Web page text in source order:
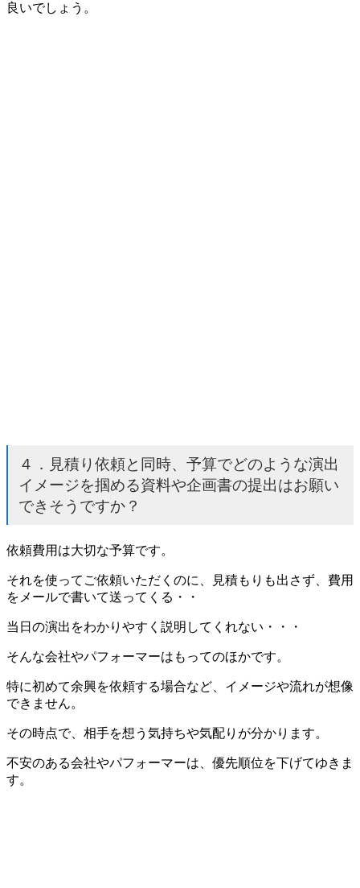
良いでしょう。
４．見積り依頼と同時、予算でどのような演出
イメージを掴める資料や企画書の提出はお願い
できそうですか？
依頼費用は大切な予算です。
それを使ってご依頼いただくのに、見積もりも出さず、費用
をメールで書いて送ってくる・・
当日の演出をわかりやすく説明してくれない・・・
そんな会社やパフォーマーはもってのほかです。
特に初めて余興を依頼する場合など、イメージや流れが想像
できません。
その時点で、相手を想う気持ちや気配りが分かります。
不安のある会社やパフォーマーは、優先順位を下げてゆきま
す。